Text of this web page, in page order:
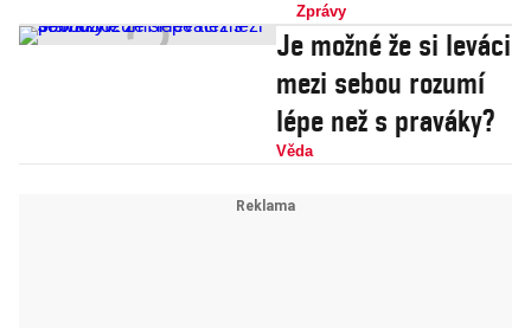
spadnout kus
družice
Zprávy
Je možné že si leváci
mezi sebou rozumí
lépe než s praváky?
Věda